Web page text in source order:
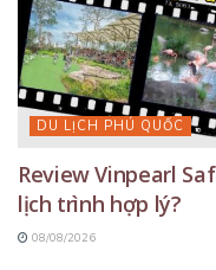
DU LỊCH PHÚ QUỐC
Review Vinpearl
lịch trình hợp lý?
08/08/2026